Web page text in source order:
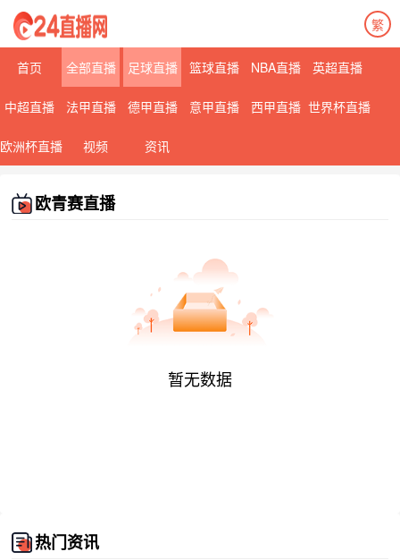
繁
首页 全部直播 足球直播 篮球直播 NBA直播 英超直播
中超直播 法甲直播 德甲直播 意甲直播 西甲直播 世界杯直播
欧洲杯直播 视频 资讯
欧青赛直播
暂无数据
热门资讯